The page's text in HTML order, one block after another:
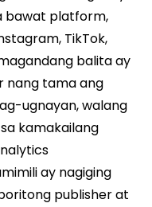
bawat platform,
TikTok,
balita ay
nang tama ang
ugnayan, walang
kamakailang
ay nagiging
publisher at